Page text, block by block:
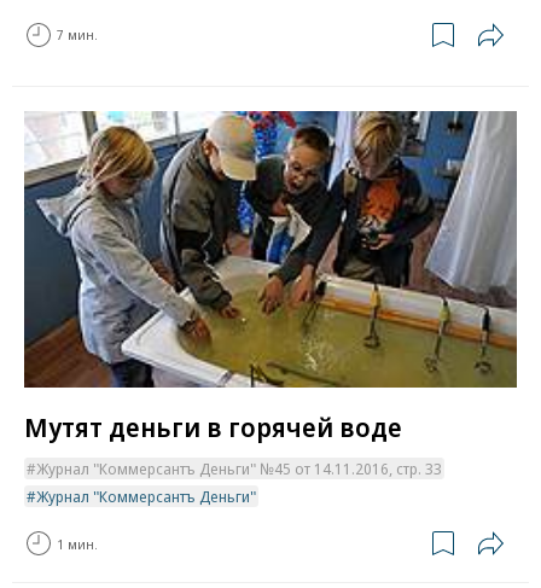
7 мин.
Мутят деньги в горячей воде
Журнал "Коммерсантъ Деньги" №45 от 14.11.2016, стр. 33
Журнал "Коммерсантъ Деньги"
1 мин.